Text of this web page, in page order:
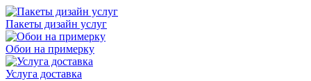
Пакеты дизайн услуг
Обои на примерку
Услуга доставка